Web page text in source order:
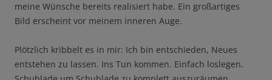
meine Wünsche bereits realisiert habe. Ein großartiges
Bild erscheint vor meinem inneren Auge.
Plötzlich kribbelt es in mir: Ich bin entschieden, Neues
entstehen zu lassen. Ins Tun kommen. Einfach loslegen.